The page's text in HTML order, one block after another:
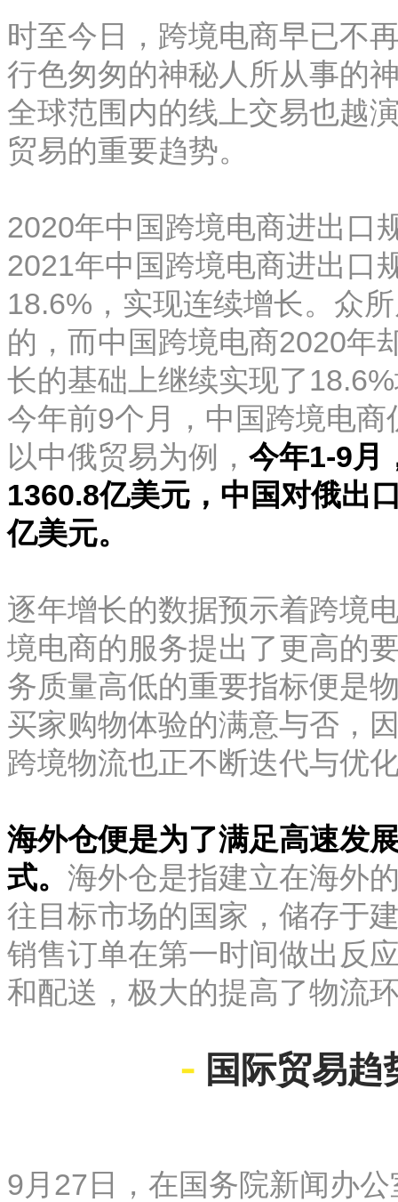
时至今日，跨境电商早已不
行色匆匆的神秘人所从事的
全球范围内的线上交易也越
贸易的重要趋势。
2020年中国跨境电商进出口
2021年中国跨境电商进出口
18.6%，实现连续增长。众
的，而中国跨境电商2020年
长的基础上继续实现了
今年前9个月，中国跨境电
以中俄贸易为例， 今年1-9月
1360.8亿美元，中国对俄出
亿美元。
逐年增长的数据预示着跨境
境电商的服务提出了更高的
务质量高低的重要指标便是
买家购物体验的满意与否，
跨境物流也正不断迭代与优
海外仓便是为了满足高速发
式。 海外仓是指建立在海外
往目标市场的国家，储存于
销售订单在第一时间做出反
和配送，极大的提高了物流
- 国际贸易
9月27日，在国务院新闻办